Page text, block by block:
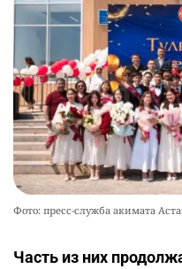
Фото: пресс-служба акимата
Часть из них